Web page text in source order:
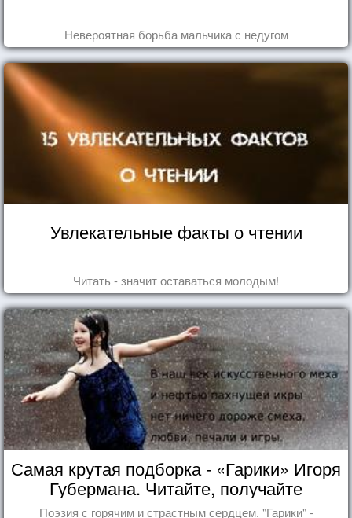
Невероятная борьба мальчика с недугом
Увлекательные факты о чтении
Читать - значит оставаться молодым!
Самая крутая подборка - «Гарики» Игоря
Губермана. Читайте, получайте
удовольствие!
Поэзия с горячим и страстным сердцем. "Гарики" -